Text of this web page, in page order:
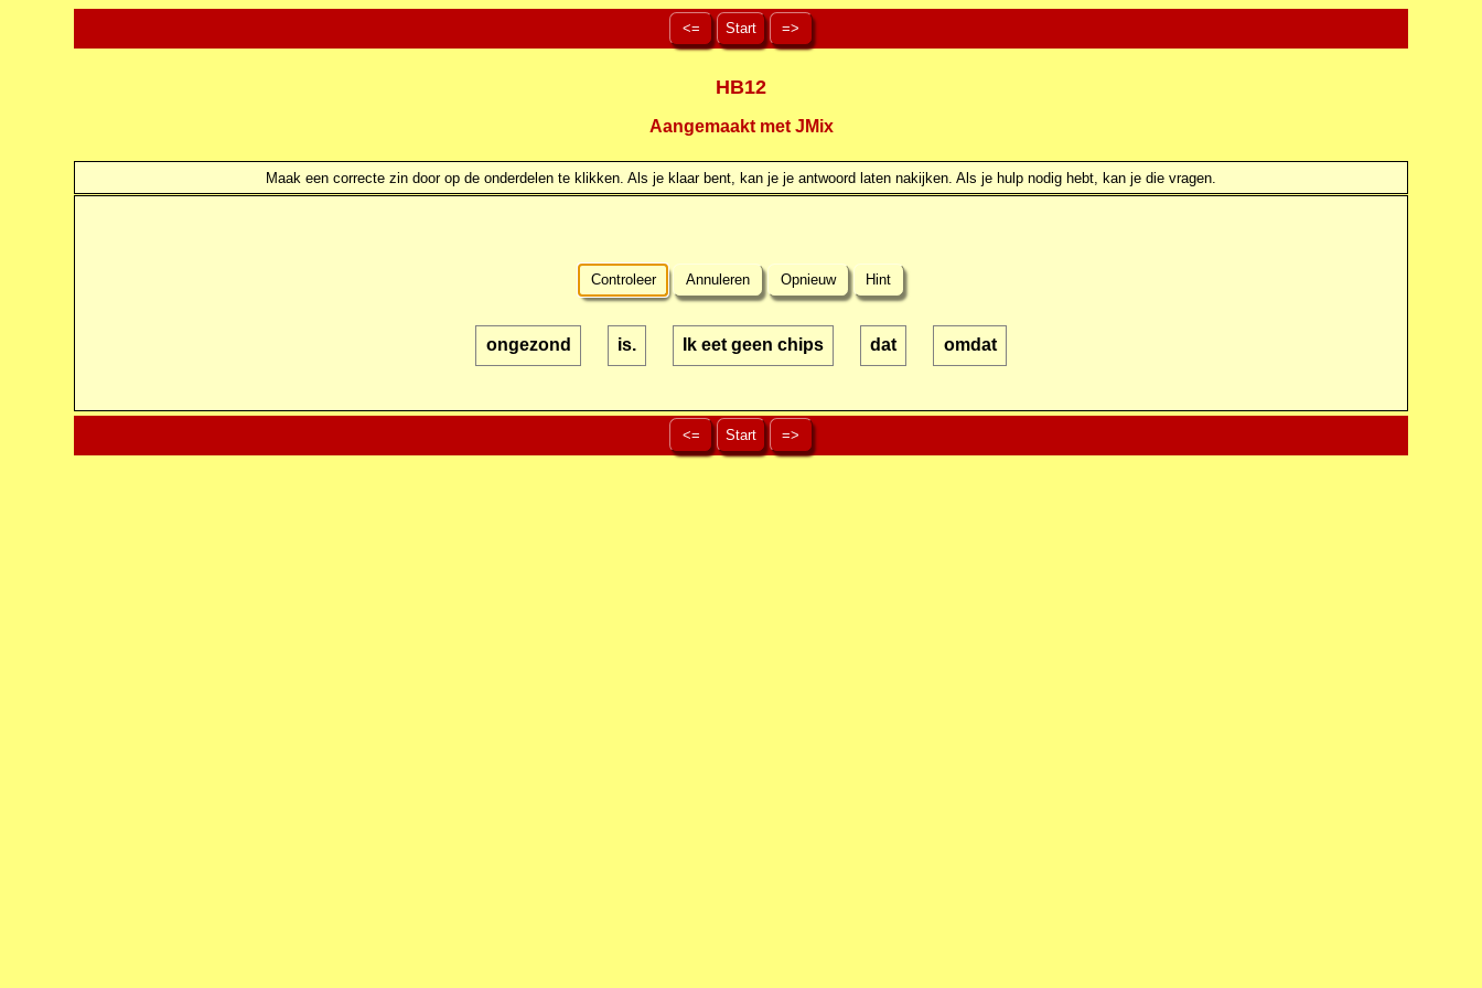
<= Start =>
HB12
Aangemaakt met JMix
Maak een correcte zin door op de onderdelen te klikken. Als je klaar bent, kan je je antwoord laten nakijken. Als je hulp nodig hebt, kan je die vragen.
Controleer Annuleren Opnieuw Hint
ongezond is. Ik eet geen chips dat omdat
<= Start =>